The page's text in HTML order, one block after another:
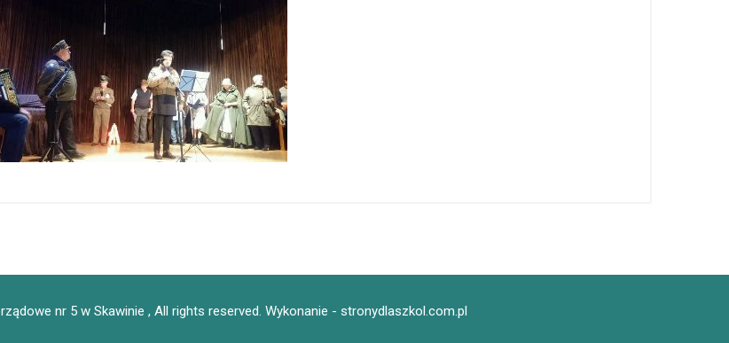
nr 5 w Skawinie , All rights reserved. Wykonanie - stronydlaszkol.com.pl